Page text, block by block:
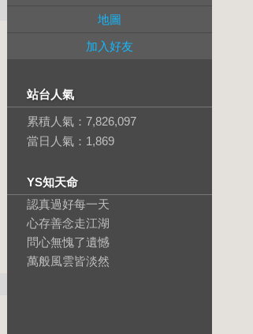
地圖
加入好友
站台人氣
累積人氣： 7,826,097
當日人氣： 1,869
YS知天命
認真過好每一天
心存善念走江湖
問心無愧了遺憾
萬般風雲皆淡然